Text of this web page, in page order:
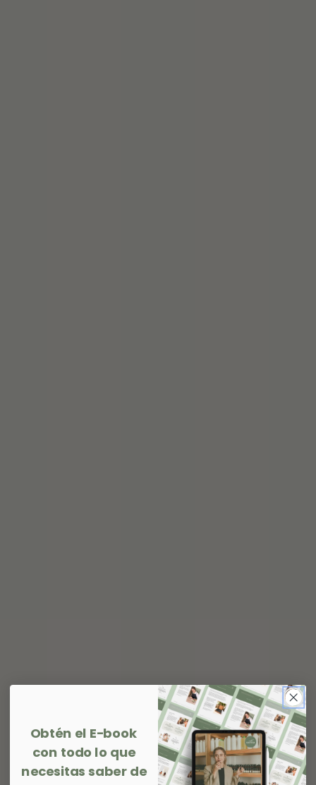
Obtén el E-book
con todo lo que
necesitas saber de